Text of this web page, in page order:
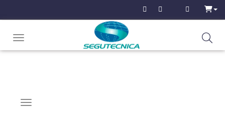
Toggle navigation
Navigation ein-/ausblenden